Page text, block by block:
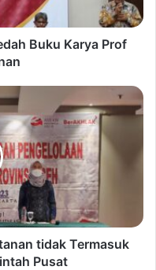
Buku Karya Prof
tidak Termasuk
Pusat